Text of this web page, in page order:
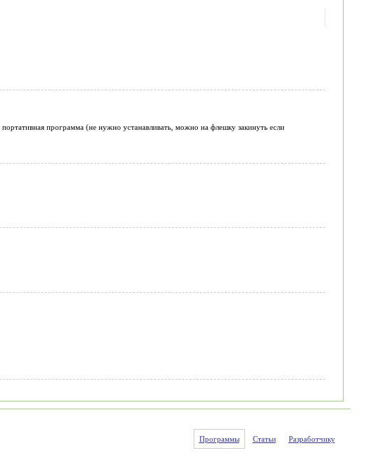
программа (не нужно устанавливать, можно на флешку закинуть если
Программы Статьи Разработчику